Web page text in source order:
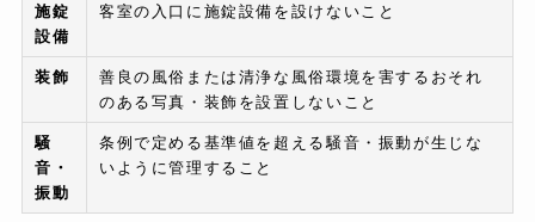
施錠
設備
客室の入口に施錠設備を設けないこと
装飾
善良の風俗または清浄な風俗環境を害するおそれ
のある写真・装飾を設置しないこと
騒
音・
振動
条例で定める基準値を超える騒音・振動が生じな
いように管理すること